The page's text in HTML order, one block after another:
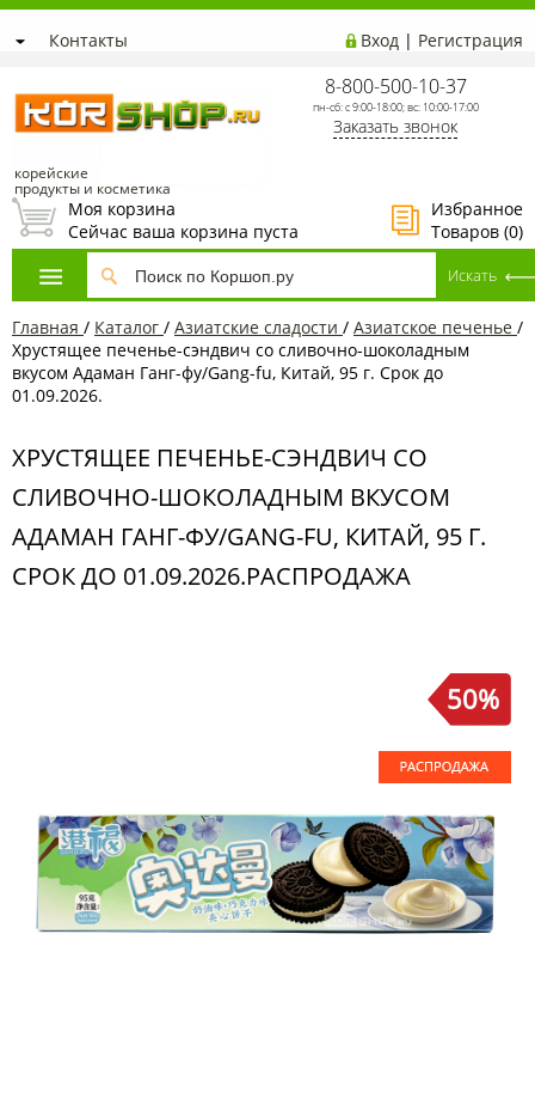
Контакты Вход | Регистрация
корейские
продукты и косметика
8-800-500-10-37
пн-сб: с 9:00-18:00; вс: 10:00-17:00
Заказать звонок
Избранное
Товаров (0)
Моя корзина
Сейчас ваша корзина пуста
Главная / Каталог / Азиатcкие сладости / Азиатское печенье /
Хрустящее печенье-сэндвич со сливочно-шоколадным
вкусом Адаман Ганг-фу/Gang-fu, Китай, 95 г. Срок до
01.09.2026.
ХРУСТЯЩЕЕ ПЕЧЕНЬЕ-СЭНДВИЧ СО
СЛИВОЧНО-ШОКОЛАДНЫМ ВКУСОМ
АДАМАН ГАНГ-ФУ/GANG-FU, КИТАЙ, 95 Г.
СРОК ДО 01.09.2026.РАСПРОДАЖА
50%